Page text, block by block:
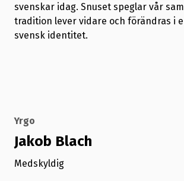
svenskar idag. Snuset speglar vår
tradition lever vidare och förändras i
svensk identitet.
Yrgo
Jakob Blach
Medskyldig